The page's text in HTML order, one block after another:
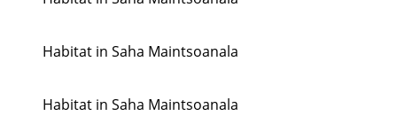
Habitat in Saha Maintsoanala
Habitat in Saha Maintsoanala